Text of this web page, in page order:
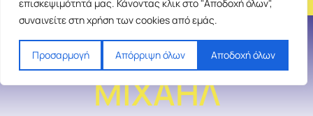
επισκεψιμότητά μας. Κάνοντας κλικ στο "Αποδοχή όλων",
συναινείτε στη χρήση των cookies από εμάς.
Προσαρμογή Απόρριψη όλων Αποδοχή όλων
ΑΛΒΑΝΟΣ
ΜΙΧΑΗΛ